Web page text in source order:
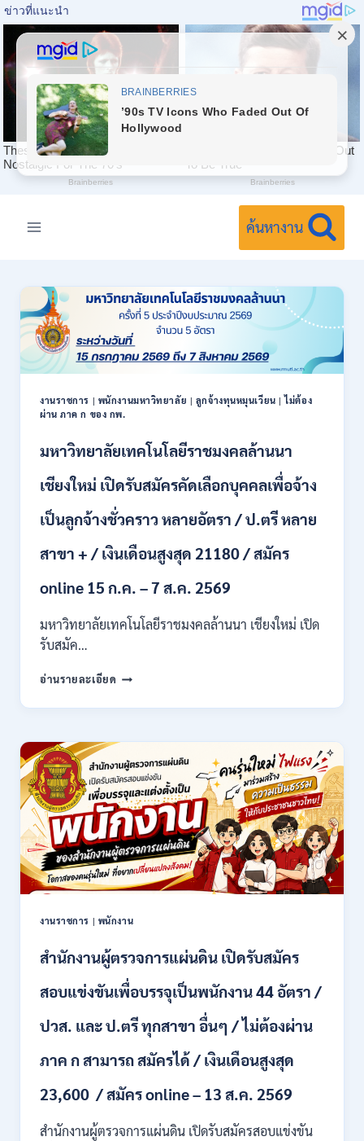
ค้นหางาน
งานราชการ | พนักงานมหาวิทยาลัย | ลูกจ้างทุนหมุนเวียน |ไม่ต้อง
ผ่าน ภาค ก ของ กพ.
มหาวิทยาลัยเทคโนโลยีราชมงคลล้านนา
เชียงใหม่ เปิดรับสมัครคัดเลือกบุคคลเพื่อจ้าง
เป็นลูกจ้างชั่วคราว หลายอัตรา / ป.ตรี หลาย
สาขา + / เงินเดือนสูงสุด 21180 / สมัคร
online 15 ก.ค. – 7 ส.ค. 2569
มหาวิทยาลัยเทคโนโลยีราชมงคลล้านนา เชียงใหม่ เปิด
รับสมัค…
อ่านรายละเอียด มหาวิทยาลัย
ราช
ล้าน
เชียงใหม่
เปิด
รับ
สมัคร
คัด
เลือก
บุคคล
เพื่อ
เป็น
ชั่วคราว
หลาย
อัตรา
/
ป.ตรี
หลาย
+
เงิน
สูงสุด
งานราชการ | พนักงาน
สำนักงานผู้ตรวจการแผ่นดิน เปิดรับสมัคร
สอบแข่งขันเพื่อบรรจุเป็นพนักงาน 44 อัตรา /
ปวส. และ ป.ตรี ทุกสาขา อื่นๆ / ไม่ต้องผ่าน
ภาค ก สามารถ สมัครได้ / เงินเดือนสูงสุด
23,600 / สมัคร online – 13 ส.ค. 2569
สำนักงานผู้ตรวจการแผ่นดิน เปิดรับสมัครสอบแข่งขัน